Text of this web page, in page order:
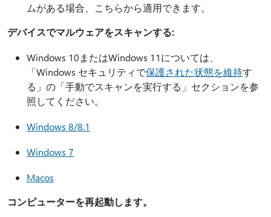
ムがある場合、こちらから適用できます。
デバイスでマルウェアをスキャンする:
Windows 10またはWindows 11については、
「Windows セキュリティで保護された状態を維持す
る」の「手動でスキャンを実行する」セクションを参
照してください。
Windows 8/8.1
Windows 7
Macos
コンピューターを再起動します。